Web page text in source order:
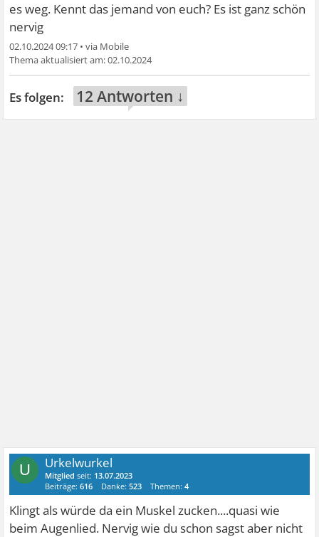
es weg. Kennt das jemand von euch? Es ist ganz schön
nervig
02.10.2024 09:17 •
02.10.2024
12 Antworten ↓
U Urkelwurkel
Mitglied seit: 13.07.2023
Beiträge:616 Danke:523 Themen:4
Klingt als würde da ein Muskel zucken....quasi wie
beim Augenlied. Nervig wie du schon sagst aber nicht